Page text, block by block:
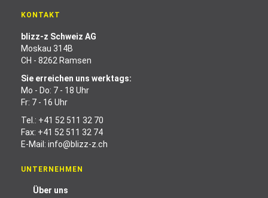
KONTAKT
blizz-z Schweiz AG
Moskau 314B
CH - 8262 Ramsen
Sie erreichen uns werktags:
Mo - Do: 7 - 18 Uhr
Fr: 7 - 16 Uhr
Tel.: +41 52 511 32 70
Fax: +41 52 511 32 74
E-Mail: info@blizz-z.ch
UNTERNEHMEN
Über uns